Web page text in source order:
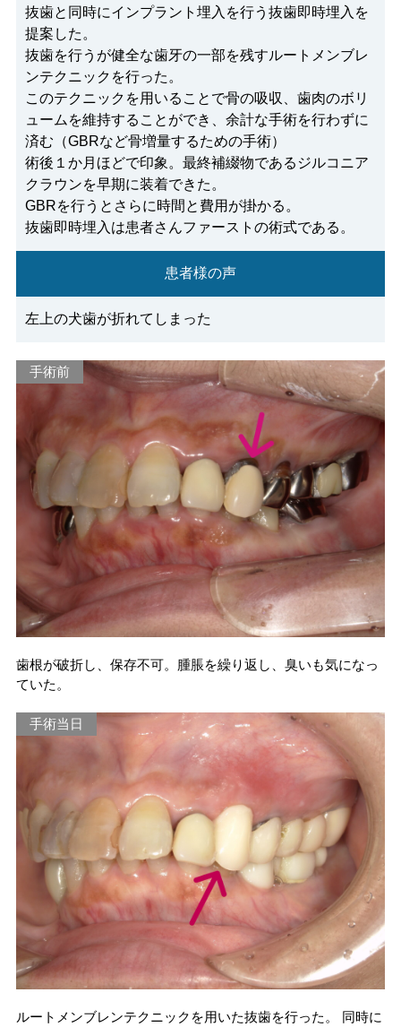
抜歯と同時にインプラント埋入を行う抜歯即時埋入を
提案した。
抜歯を行うが健全な歯牙の一部を残すルートメンブレ
ンテクニックを行った。
このテクニックを用いることで骨の吸収、歯肉のボリ
ュームを維持することができ、余計な手術を行わずに
済む（GBRなど骨増量するための手術）
術後１か月ほどで印象。最終補綴物であるジルコニア
クラウンを早期に装着できた。
GBRを行うとさらに時間と費用が掛かる。
抜歯即時埋入は患者さんファーストの術式である。
患者様の声
左上の犬歯が折れてしまった
手術前
歯根が破折し、保存不可。腫脹を繰り返し、臭いも気になっ
ていた。
手術当日
ルートメンブレンテクニックを用いた抜歯を行った。 同時に